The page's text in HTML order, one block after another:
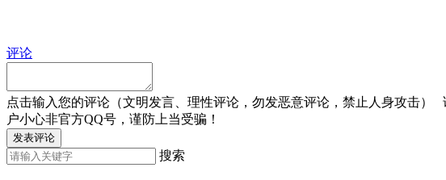
评论
点击输入您的评论（文明发言、理性评论，勿发恶意评论，禁止人身攻击）
户小心非官方QQ号，谨防上当受骗！
发表评论
搜索